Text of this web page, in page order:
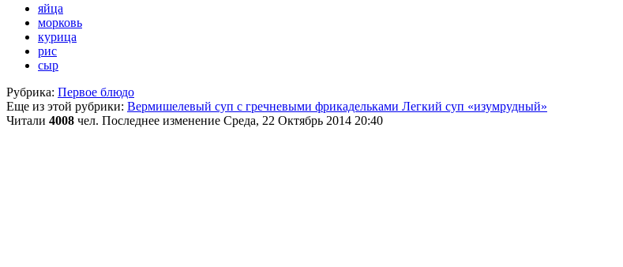
яйца
морковь
курица
рис
сыр
Рубрика: Первое блюдо
Еще из этой рубрики: Вермишелевый суп с гречневыми фрикадельками Легкий суп «изумрудный»
Читали 4008 чел. Последнее изменение Среда, 22 Октябрь 2014 20:40